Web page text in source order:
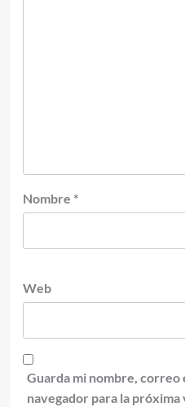
Nombre *
Web
Guarda mi nombre,
navegador para la próxima